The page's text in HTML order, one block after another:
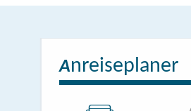
Anreiseplaner